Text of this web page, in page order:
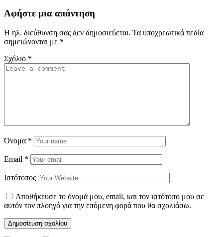
Αφήστε μια απάντηση
Η ηλ. διεύθυνση σας δεν δημοσιεύεται. Τα υποχρεωτικά πεδία
σημειώνονται με *
Σχόλιο *
Όνομα *
Email *
Ιστότοπος
Αποθήκευσε το όνομά μου, email, και τον ιστότοπο μου σε
αυτόν τον πλοηγό για την επόμενη φορά που θα σχολιάσω.